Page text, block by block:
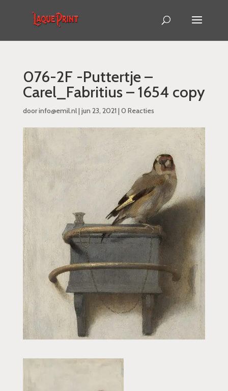
076-2F -Puttertje –
Carel_Fabritius – 1654 copy
doorinfo@emil.nl| jun 23, 2021 | 0 Reacties